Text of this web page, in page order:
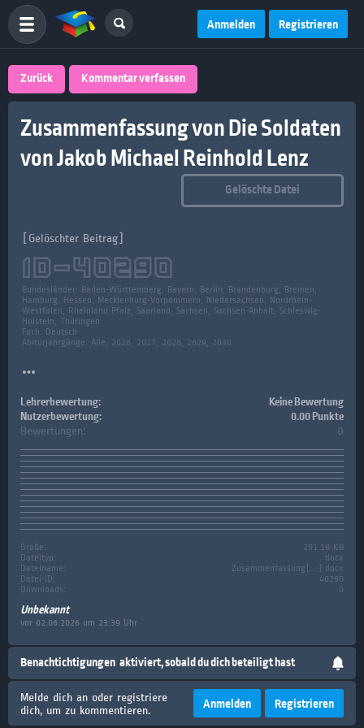
Anmelden Registrieren
Zurück Kommentar verfassen
Zusammenfassung von Die Soldaten
von Jakob Michael Reinhold Lenz
Gelöschte Datei
Lehrerbewertung:
Keine Bewertung
Nutzerbewertung:
0.00 Punkte
Bewertungen: 0
Größe:
251.18 KB
Dateityp:
docx
Dateiname:
Zusammenfassung[...].docx
Datei-ID:
40290
Downloads:
0
Unbekannt
vor 02.06.2026 um 23:39 Uhr
[Gelöschter Beitrag]
ID-40290
Bundesländer: Baden-Württemberg, Bayern, Berlin, Brandenburg, Bremen,
Hamburg, Hessen, Mecklenburg-Vorpommern, Niedersachsen, Nordrhein-
Westfalen, Rheinland-Pfalz, Saarland, Sachsen, Sachsen-Anhalt, Schleswig-
Holstein, Thüringen
Fach: Deutsch
Abiturjahrgänge: Alle, 2026, 2027, 2028, 2029, 2030
Benachtichtigungen aktiviert, sobald du dich beteiligt hast
Melde dich an oder registriere
dich, um zu kommentieren.
Anmelden Registrieren